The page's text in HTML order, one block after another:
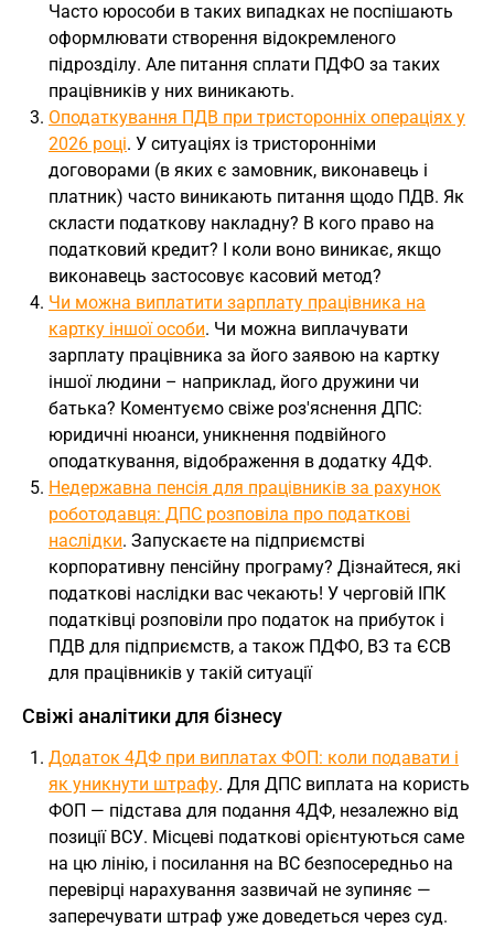
Часто юрособи в таких випадках не поспішають
оформлювати створення відокремленого
підрозділу. Але питання сплати ПДФО за таких
працівників у них виникають.
Оподаткування ПДВ при тристоронніх операціях у
2026 році. У ситуаціях із тристоронніми
договорами (в яких є замовник, виконавець і
платник) часто виникають питання щодо ПДВ. Як
скласти податкову накладну? В кого право на
податковий кредит? І коли воно виникає, якщо
виконавець застосовує касовий метод?
Чи можна виплатити зарплату працівника на
картку іншої особи. Чи можна виплачувати
зарплату працівника за його заявою на картку
іншої людини – наприклад, його дружини чи
батька? Коментуємо свіже роз'яснення ДПС:
юридичні нюанси, уникнення подвійного
оподаткування, відображення в додатку 4ДФ.
Недержавна пенсія для працівників за рахунок
роботодавця: ДПС розповіла про податкові
наслідки. Запускаєте на підприємстві
корпоративну пенсійну програму? Дізнайтеся, які
податкові наслідки вас чекають! У черговій ІПК
податківці розповіли про податок на прибуток і
ПДВ для підприємств, а також ПДФО, ВЗ та ЄСВ
для працівників у такій ситуації
Свіжі аналітики для бізнесу
Додаток 4ДФ при виплатах ФОП: коли подавати і
як уникнути штрафу. Для ДПС виплата на користь
ФОП — підстава для подання 4ДФ, незалежно від
позиції ВСУ. Місцеві податкові орієнтуються саме
на цю лінію, і посилання на ВС безпосередньо на
перевірці нарахування зазвичай не зупиняє —
заперечувати штраф уже доведеться через суд.